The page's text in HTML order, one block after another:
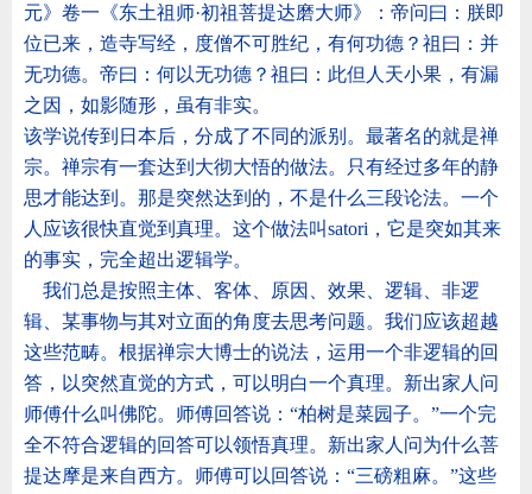
元》卷一《东土祖师·初祖菩提达磨大师》：帝问曰：朕即
位已来，造寺写经，度僧不可胜纪，有何功德？祖曰：并
无功德。帝曰：何以无功德？祖曰：此但人天小果，有漏
之因，如影随形，虽有非实。
该学说传到日本后，分成了不同的派别。最著名的就是禅
宗。禅宗有一套达到大彻大悟的做法。只有经过多年的静
思才能达到。那是突然达到的，不是什么三段论法。一个
人应该很快直觉到真理。这个做法叫satori ，它是突如其来
的事实，完全超出逻辑学。
我们总是按照主体、客体、原因、效果、逻辑、非逻
辑、某事物与其对立面的角度去思考问题。我们应该超越
这些范畴。根据禅宗大博士的说法，运用一个非逻辑的回
答，以突然直觉的方式，可以明白一个真理。新出家人问
师傅什么叫佛陀。师傅回答说： “柏树是菜园子。 ”一个完
全不符合逻辑的回答可以领悟真理。新出家人问为什么菩
提达摩是来自西方。师傅可以回答说： “三磅粗麻。 ”这些